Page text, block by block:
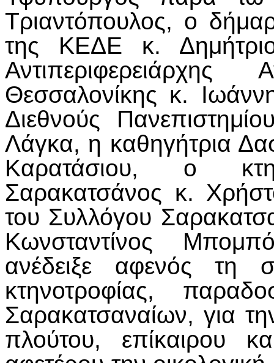
Τριαντόπουλος, ο
της ΚΕΔΕ κ.
Θεσσαλονίκης κ.
Διεθνούς
Λάγκα, η καθηγήτρια
Καρατάσιου, ο
Σαρακατσάνος κ.
του Συλλόγου
Κωνσταντίνος
ανέδειξε αφενός τη
κτηνοτροφίας,
Σαρακατσαναίων, για
πλούτου, επίκαιρου